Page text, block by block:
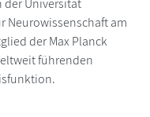
der Universität
Neurowissenschaft am
der Max Planck
führenden